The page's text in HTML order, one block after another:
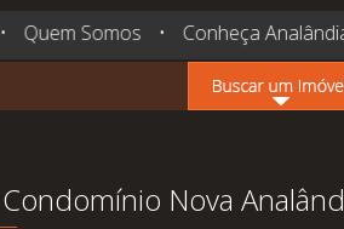
• Quem Somos • Conheça
Condomínio Nova